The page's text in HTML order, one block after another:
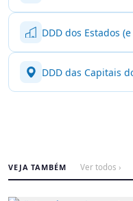
DDD dos Estados
DDD das Capitais
VEJA TAMBÉM Ver todos ›